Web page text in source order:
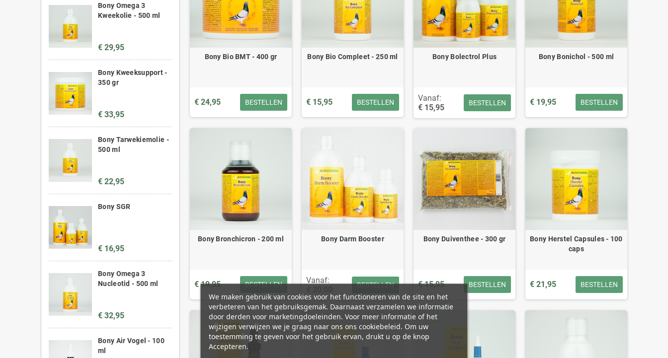
Bony Omega 3
Kweekolie - 500 ml
€ 29,95
Bony Kweeksupport -
350 gr
€ 33,95
Bony Tarwekiemolie -
500 ml
€ 22,95
Bony SGR
€ 16,95
Bony Omega 3
Nucleotid - 500 ml
€ 32,95
Bony Air Vogel - 100
ml
Bony Bio BMT - 400 gr
€ 24,95 BESTELLEN
Bony Bio Compleet - 250 ml
€ 15,95 BESTELLEN
Bony Bolectrol Plus
Vanaf:
€ 15,95
BESTELLEN
Bony Bonichol - 500 ml
€ 19,95 BESTELLEN
Bony Bronchicron - 200 ml
€ 19,95 BESTELLEN
Bony Darm Booster
Vanaf:
BESTELLEN
Bony Duiventhee - 300 gr
€ 15,95 BESTELLEN
Bony Herstel Capsules - 100
caps
€ 21,95 BESTELLEN
We maken gebruik van cookies voor het functioneren van de site en het
verbeteren van het gebruiksgemak. Daarnaast verzamelen we informatie
door derden voor marketingdoeleinden. Voor meer informatie of het
wijzigen verwijzen we je graag naar ons ons cookiebeleid. Om uw
toestemming te geven voor het gebruik ervan, drukt u op de knop
Accepteren.